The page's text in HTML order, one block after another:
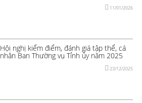
11/01/2026
Hội nghị kiểm điểm, đánh giá tập thể, cá
nhân Ban Thường vụ Tỉnh ủy năm 2025
23/12/2025